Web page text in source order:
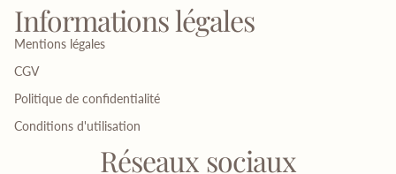
Informations légales
Mentions légales
CGV
Politique de confidentialité
Conditions d'utilisation
Réseaux sociaux